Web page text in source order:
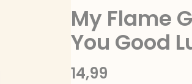
My Flame
You Good
14,99